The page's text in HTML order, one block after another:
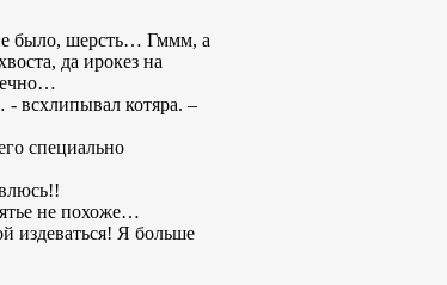
было, шерсть… Гммм, а
да ирокез на
всхлипывал котяра. –
специально
не похоже…
издеваться! Я больше